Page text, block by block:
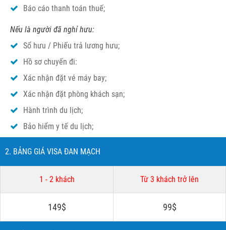
Báo cáo thanh toán thuế;
Nếu là người đã nghỉ hưu:
Sổ hưu / Phiếu trả lương hưu;
Hồ sơ chuyến đi:
Xác nhận đặt vé máy bay;
Xác nhận đặt phòng khách sạn;
Hành trình du lịch;
Bảo hiểm y tế du lịch;
2. BẢNG GIÁ VISA ĐAN MẠCH
1 - 2 khách Từ 3 khách trở lên
149$ 99$